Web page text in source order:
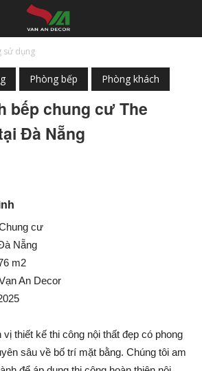
sử dụng
Phòng bếp Phòng khách
bếp chung cư The
Đà Nẵng
cư
Nẵng
m2
An Decor
thiết kế thi công nội thất đẹp có phong
sâu về bố trí mặt bằng. Chúng tôi am